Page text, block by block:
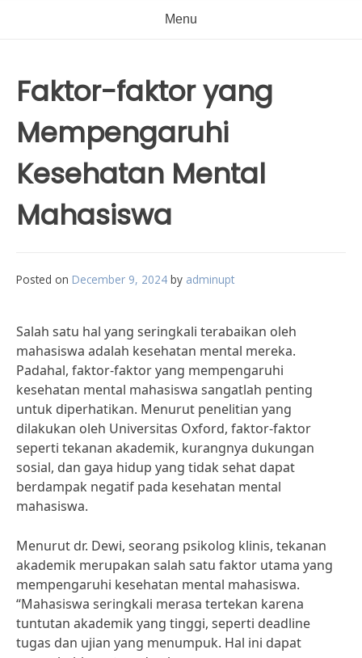
Menu
Faktor-faktor yang
Mempengaruhi
Kesehatan Mental
Mahasiswa
Posted on December 9, 2024 by adminupt
Salah satu hal yang seringkali terabaikan oleh
mahasiswa adalah kesehatan mental mereka.
Padahal, faktor-faktor yang mempengaruhi
kesehatan mental mahasiswa sangatlah penting
untuk diperhatikan. Menurut penelitian yang
dilakukan oleh Universitas Oxford, faktor-faktor
seperti tekanan akademik, kurangnya dukungan
sosial, dan gaya hidup yang tidak sehat dapat
berdampak negatif pada kesehatan mental
mahasiswa.
Menurut dr. Dewi, seorang psikolog klinis, tekanan
akademik merupakan salah satu faktor utama yang
mempengaruhi kesehatan mental mahasiswa.
“Mahasiswa seringkali merasa tertekan karena
tuntutan akademik yang tinggi, seperti deadline
tugas dan ujian yang menumpuk. Hal ini dapat